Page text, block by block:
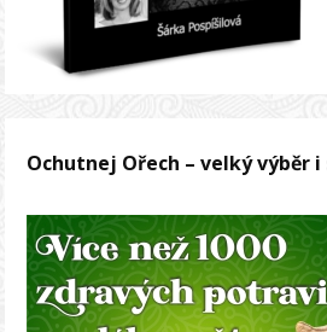
Ochutnej Ořech – velký výběr i